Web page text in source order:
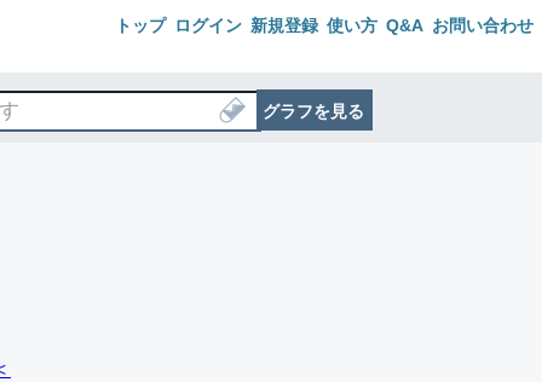
トップ ログイン 新規登録 使い方 Q&A お問い合わせ
グラフを見る